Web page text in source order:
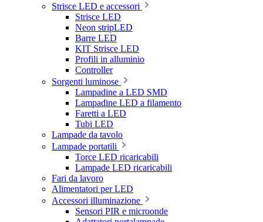
Strisce LED e accessori
Strisce LED
Neon stripLED
Barre LED
KIT Strisce LED
Profili in alluminio
Controller
Sorgenti luminose
Lampadine a LED SMD
Lampadine LED a filamento
Faretti a LED
Tubi LED
Lampade da tavolo
Lampade portatili
Torce LED ricaricabili
Lampade LED ricaricabili
Fari da lavoro
Alimentatori per LED
Accessori illuminazione
Sensori PIR e microonde